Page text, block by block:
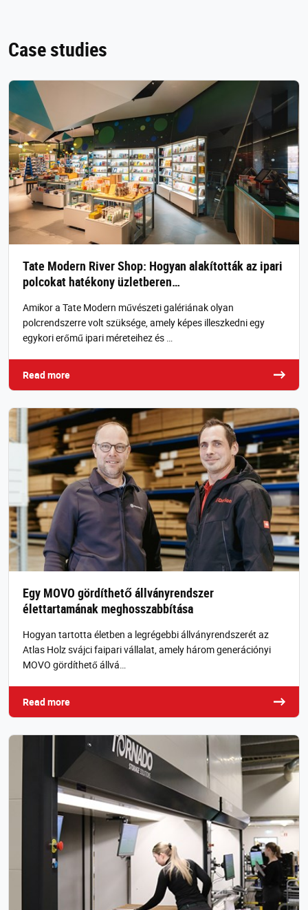
Case studies
Tate Modern River Shop: Hogyan alakították az ipari
polcokat hatékony üzletberen…
Amikor a Tate Modern művészeti galériának olyan
polcrendszerre volt szüksége, amely képes illeszkedni egy
egykori erőmű ipari méreteihez és …
Read more
Egy MOVO gördíthető állványrendszer
élettartamának meghosszabbítása
Hogyan tartotta életben a legrégebbi állványrendszerét az
Atlas Holz svájci faipari vállalat, amely három generációnyi
MOVO gördíthető állvá…
Read more